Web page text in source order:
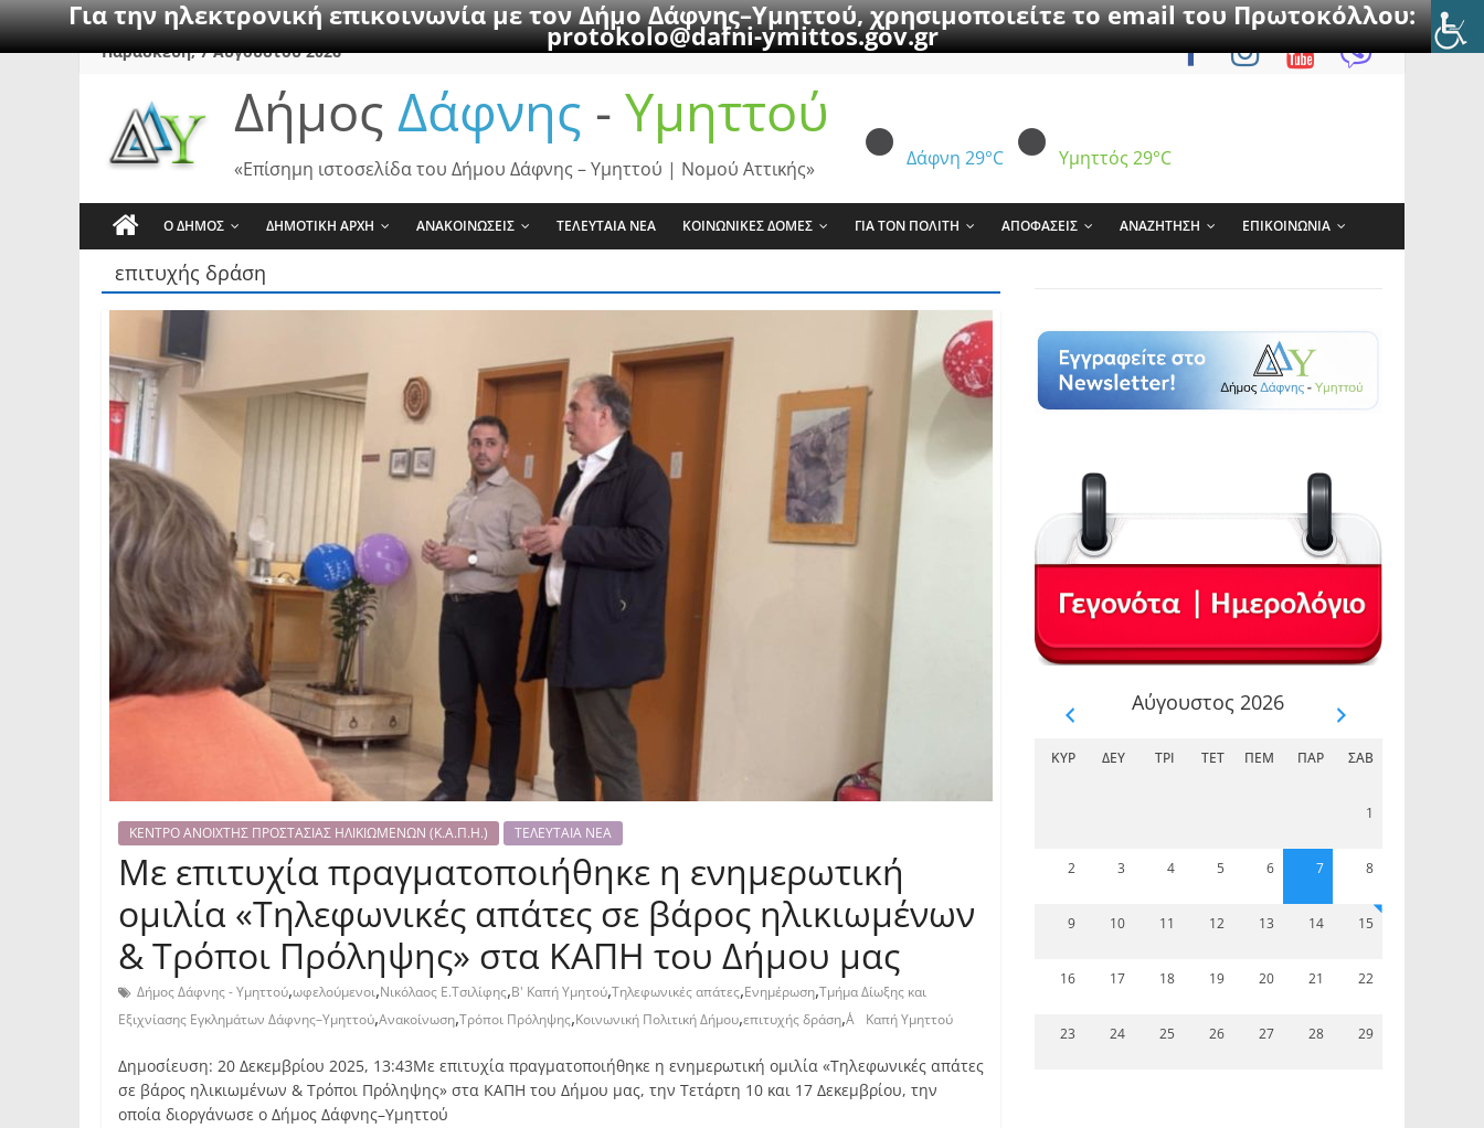
Για την ηλεκτρονική επικοινωνία με τον Δήμο Δάφνης–Υμηττού, χρησιμοποιείτε το email του Πρωτοκόλλου:
protokolo@dafni-ymittos.gov.gr
SkipΠαρασκευή, 7 Αυγούστου 2026
Δήμος Δάφνης - Υμηττού
Δάφνη 29°C Υμηττός 29°C
«Επίσημη ιστοσελίδα του Δήμου Δάφνης – Υμηττού | Νομού Αττικής»
Ο ΔΗΜΟΣ ΔΗΜΟΤΙΚΗ ΑΡΧΗ ΑΝΑΚΟΙΝΩΣΕΙΣ ΤΕΛΕΥΤΑΙΑ ΝΕΑ ΚΟΙΝΩΝΙΚΕΣ ΔΟΜΕΣ ΓΙΑ ΤΟΝ ΠΟΛΙΤΗ ΑΠΟΦΑΣΕΙΣ ΑΝΑΖΗΤΗΣΗ ΕΠΙΚΟΙΝΩΝΙΑ
επιτυχής δράση
ΚΕΝΤΡΟ ΑΝΟΙΧΤΗΣ ΠΡΟΣΤΑΣΙΑΣ ΗΛΙΚΙΩΜΕΝΩΝ (Κ.Α.Π.Η.) ΤΕΛΕΥΤΑΙΑ ΝΕΑ
Με επιτυχία πραγματοποιήθηκε η ενημερωτική
ομιλία «Τηλεφωνικές απάτες σε βάρος ηλικιωμένων
& Τρόποι Πρόληψης» στα ΚΑΠΗ του Δήμου μας
Δήμος Δάφνης - Υμηττού,ωφελούμενοι,Νικόλαος Ε.Τσιλίφης,Β' Καπή Υμητού,Τηλεφωνικές απάτες,Ενημέρωση,Τμήμα Δίωξης και
Εξιχνίασης Εγκλημάτων Δάφνης–Υμηττού,Ανακοίνωση,Τρόποι Πρόληψης,Κοινωνική Πολιτική Δήμου,επιτυχής δράση,Α΄ Καπή Υμηττού
Δημοσίευση: 20 Δεκεμβρίου 2025, 13:43Με επιτυχία πραγματοποιήθηκε η ενημερωτική ομιλία «Τηλεφωνικές απάτες
σε βάρος ηλικιωμένων & Τρόποι Πρόληψης» στα ΚΑΠΗ του Δήμου μας, την Τετάρτη 10 και 17 Δεκεμβρίου, την
οποία διοργάνωσε ο Δήμος Δάφνης–Υμηττού
Αύγουστος 2026
ΚΥΡ ΔΕΥ ΤΡΊ ΤΕΤ ΠΈΜ ΠΑΡ ΣΆΒ
1
2 3 4 5 6 7 8
9 10 11 12 13 14 15
16 17 18 19 20 21 22
23 24 25 26 27 28 29